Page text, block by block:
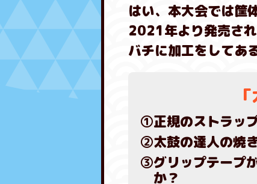
はい、本大会では筐
2021年より発売さ
バチに加工をしてあ
①正規のストラッ
②太鼓の達人の焼
③グリップテープ
か？